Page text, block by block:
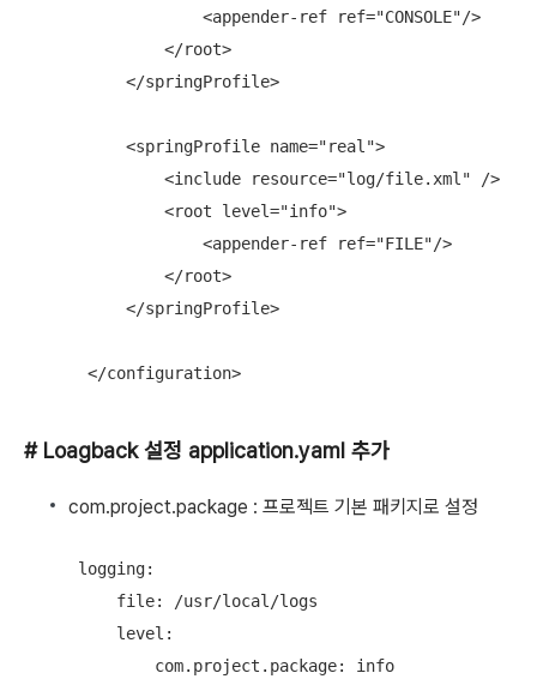
              <appender-ref ref="CONSOLE"/>
          </root>
      </springProfile>
      <springProfile name="real">
          <include resource="log/file.xml" />
          <root level="info">
              <appender-ref ref="FILE"/>
          </root>
      </springProfile>
  </configuration>
# Loagback 설정 application.yaml 추가
com.project.package : 프로젝트 기본 패키지로 설정
logging:
     file: /usr/local/logs
     level:
         com.project.package: info